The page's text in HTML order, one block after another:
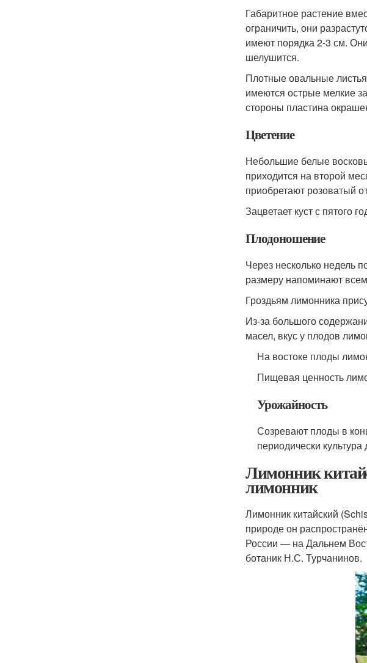
Габаритное растение
ограничить, они
имеют порядка 2-3 см.
шелушится.
Плотные овальные
имеются острые мелкие
стороны пластина
Цветение
Небольшие белые
приходится на второй
приобретают розоватый
Зацветает куст с пятого
Плодоношение
Через несколько недель
размеру напоминают
Гроздьям лимонника
Из-за большого
масел, вкус у плодов
На востоке плоды
Пищевая ценность
Урожайность
Созревают плоды в
периодически
Лимонник
лимонник
Лимонник китайский
природе он
России — на Дальнем
ботаник Н.С. Турчанинов.